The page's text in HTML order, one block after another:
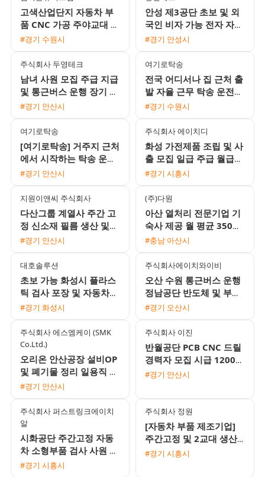
고색산업단지 자동차 부
품 CNC 가공 주야교대 남
성 생산직 채용 통근버스
#경기 수원시
안성 제3공단 초보 및 외
국인 비자 가능 전자 자동
차 부품 조립 검수 용접
#경기 안성시
주식회사 두영테크
남녀 사원 모집 주급 지급
및 통근버스 운행 장기 근
무자 환영
#경기 안산시
여기로탁송
전국 어디서나 집 근처 출
발 자율 근무 탁송 운전기
사 모집 초보 및 외국인
#경기 수원시
여기로탁송
[여기로탁송] 거주지 근처
에서 시작하는 탁송 운전
기사 모집 (일급 18만원 /
#경기 안산시
주식회사 에이치디
화성 가전제품 조립 및 사
출 모집 일급 주급 월급
선택 가능 정왕동 통근버
#경기 시흥시
지원이앤씨 주식회사
다산그룹 계열사 주간 고
정 신소재 필름 생산 및
설비 조작원 모집 무료 사
#경기 안산시
(주)다원
아산 열처리 전문기업 기
숙사 제공 월 평균 350만
원 이상 부서별 인재 모집
#충남 아산시
대호솔루션
초보 가능 화성시 플라스
틱 검사 포장 및 자동차부
품 조립 여성 사원 채용
#경기 화성시
주식회사에이치와이비
오산 수원 통근버스 운행
정남공단 반도체 및 부품
생산 조립 창고관리 사원
#경기 오산시
주식회사 에스엠케이 (SMK
Co.Ltd.)
오리온 안산공장 설비OP
및 폐기물 정리 일용직 모
집 원시역 인근 익일지급
#경기 안산시
주식회사 이진
반월공단 PCB CNC 드릴
경력자 모집 시급 12000
원 및 일 교통비 지원 정
#경기 안산시
주식회사 퍼스트링크에이치
알
시화공단 주간고정 자동
차 소형부품 검사 사원 모
집 매주 화요일 주급 지급
#경기 시흥시
주식회사 정원
[자동차 부품 제조기업]
주간고정 및 2교대 생산·
물류·검사 사원 모집 (초
#경기 시흥시